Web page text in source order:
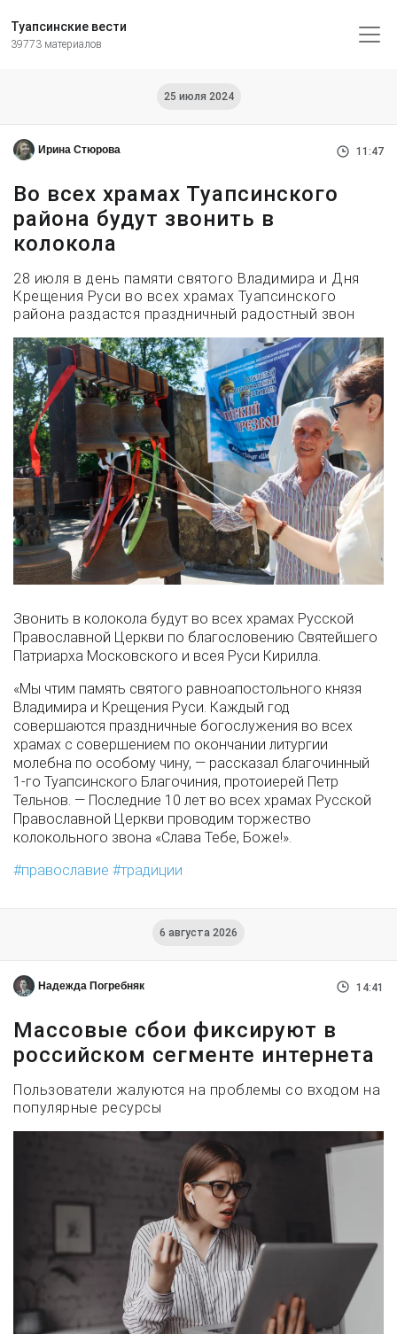
Туапсинские вести
39773 материалов
25 июля 2024
Ирина Стюрова 11:47
Во всех храмах Туапсинского
района будут звонить в
колокола
28 июля в день памяти святого Владимира и Дня
Крещения Руси во всех храмах Туапсинского
района раздастся праздничный радостный звон
Звонить в колокола будут во всех храмах Русской
Православной Церкви по благословению Святейшего
Патриарха Московского и всея Руси Кирилла.
«Мы чтим память святого равноапостольного князя
Владимира и Крещения Руси. Каждый год
совершаются праздничные богослужения во всех
храмах с совершением по окончании литургии
молебна по особому чину, — рассказал благочинный
1-го Туапсинского Благочиния, протоиерей Петр
Тельнов. — Последние 10 лет во всех храмах Русской
Православной Церкви проводим торжество
колокольного звона «Слава Тебе, Боже!».
православие
традиции
6 августа 2026
Надежда Погребняк 14:41
Массовые сбои фиксируют в
российском сегменте интернета
Пользователи жалуются на проблемы со входом на
популярные ресурсы